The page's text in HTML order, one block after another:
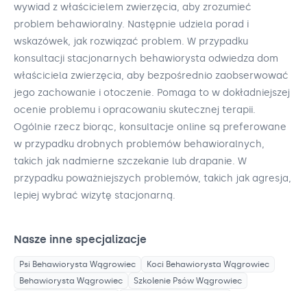
wywiad z właścicielem zwierzęcia, aby zrozumieć
problem behawioralny. Następnie udziela porad i
wskazówek, jak rozwiązać problem. W przypadku
konsultacji stacjonarnych behawiorysta odwiedza dom
właściciela zwierzęcia, aby bezpośrednio zaobserwować
jego zachowanie i otoczenie. Pomaga to w dokładniejszej
ocenie problemu i opracowaniu skutecznej terapii.
Ogólnie rzecz biorąc, konsultacje online są preferowane
w przypadku drobnych problemów behawioralnych,
takich jak nadmierne szczekanie lub drapanie. W
przypadku poważniejszych problemów, takich jak agresja,
lepiej wybrać wizytę stacjonarną.
Nasze inne specjalizacje
Psi Behawiorysta Wągrowiec Koci Behawiorysta Wągrowiec
Behawiorysta Wągrowiec Szkolenie Psów Wągrowiec